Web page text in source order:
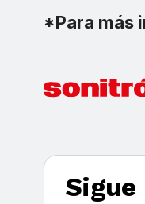
*Para más
Sigue